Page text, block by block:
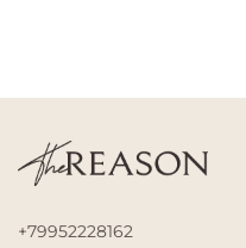
+79952228162